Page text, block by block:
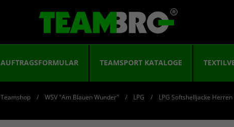
AUFTRAGSFORMULAR TEAMSPORT KATALOGE
Teamshop WSV "Am Blauen Wunder" LPG LPG Softshelljacke